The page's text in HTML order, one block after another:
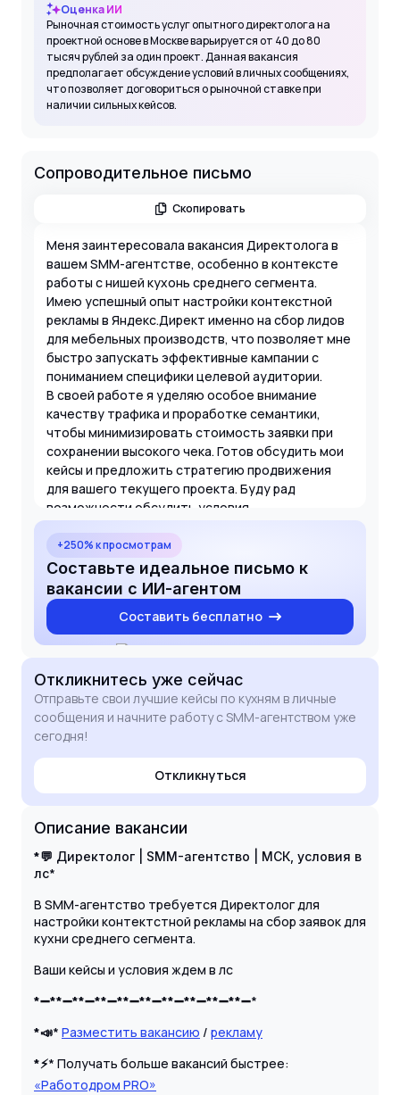
Оценка ИИ
Рыночная стоимость услуг опытного директолога на
проектной основе в Москве варьируется от 40 до 80
тысяч рублей за один проект. Данная вакансия
предполагает обсуждение условий в личных сообщениях,
что позволяет договориться о рыночной ставке при
наличии сильных кейсов.
Сопроводительное письмо
Скопировать
Меня заинтересовала вакансия Директолога в
вашем SMM-агентстве, особенно в контексте
работы с нишей кухонь среднего сегмента.
Имею успешный опыт настройки контекстной
рекламы в Яндекс.Директ именно на сбор лидов
для мебельных производств, что позволяет мне
быстро запускать эффективные кампании с
пониманием специфики целевой аудитории.
В своей работе я уделяю особое внимание
качеству трафика и проработке семантики,
чтобы минимизировать стоимость заявки при
сохранении высокого чека. Готов обсудить мои
кейсы и предложить стратегию продвижения
для вашего текущего проекта. Буду рад
возможности обсудить условия
сотрудничества в личных сообщениях.
+250% к просмотрам
Составьте идеальное письмо к
вакансии с ИИ-агентом
Составить бесплатно
Откликнитесь уже сейчас
Отправьте свои лучшие кейсы по кухням в личные
сообщения и начните работу с SMM-агентством уже
сегодня!
Откликнуться
Описание вакансии
*💬 Директолог | SMM-агентство | МСК условия в
лс*
В SMM-агентство требуется Директолог для
настройки контектстной рекламы на сбор заявок для
кухни среднего сегмента.
Ваши кейсы и условия ждем в лс
*➖**➖**➖**➖**➖**➖**➖**➖**➖**➖*
*📣* Разместить вакансию / рекламу
*⚡️* Получать больше вакансий быстрее:
«Работодром PRO»